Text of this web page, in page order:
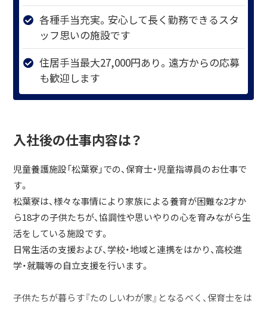
各種手当充実。安心して長く勤務できるスタ
ッフ思いの施設です
住居手当最大27,000円あり。遠方からの応募
も歓迎します
入社後の仕事内容は？
児童養護施設「松葉寮」での、保育士・児童指導員のお仕事で
す。
松葉寮は、様々な事情により家族による養育が困難な2才か
ら18才の子供たちが、協調性や思いやりの心を育みながら生
活をしている施設です。
日常生活の支援および、学校・地域と連携をはかり、高校進
学・就職等の自立支援を行います。
子供たちが暮らす『たのしいわが家』となるべく、保育士をは